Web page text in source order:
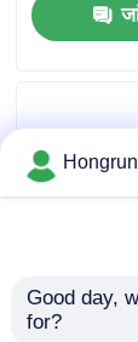
गुणवत्ता
डॉक रबर
वायवीय रबर
भारी शुल्क
Good day,
for?